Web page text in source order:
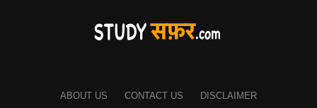
ABOUT US CONTACT US
DISCLAIMER